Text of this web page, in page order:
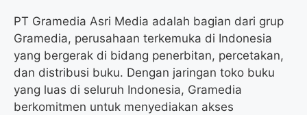
PT Gramedia Asri Media adalah bagian dari grup
Gramedia, perusahaan terkemuka di Indonesia
yang bergerak di bidang penerbitan, percetakan,
dan distribusi buku. Dengan jaringan toko buku
yang luas di seluruh Indonesia, Gramedia
berkomitmen untuk menyediakan akses